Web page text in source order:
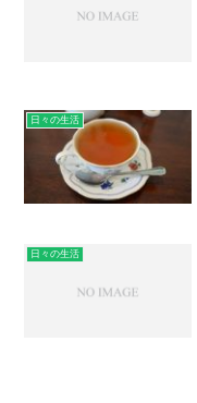
日々の生活
日々の生活